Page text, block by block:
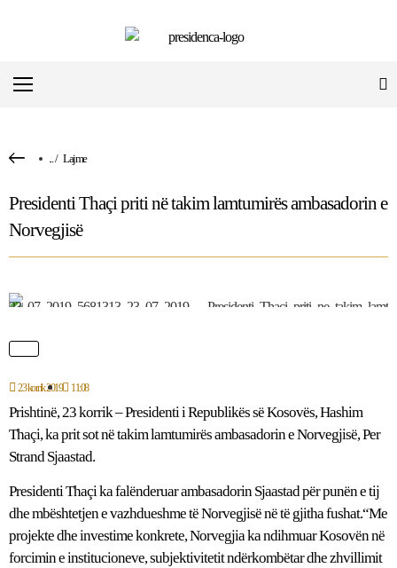
.../ Lajme
Presidenti Thaçi priti në takim lamtumirës ambasadorin e
Norvegjisë
23 korrik 2019 11:08
Prishtinë, 23 korrik – Presidenti i Republikës së Kosovës, Hashim
Thaçi, ka prit sot në takim lamtumirës ambasadorin e Norvegjisë, Per
Strand Sjaastad.
Presidenti Thaçi ka falënderuar ambasadorin Sjaastad për punën e tij
dhe mbështetjen e vazhdueshme të Norvegjisë në të gjitha fushat.“Me
projekte dhe investime konkrete, Norvegjia ka ndihmuar Kosovën në
forcimin e institucioneve, subjektivitetit ndërkombëtar dhe zhvillimit